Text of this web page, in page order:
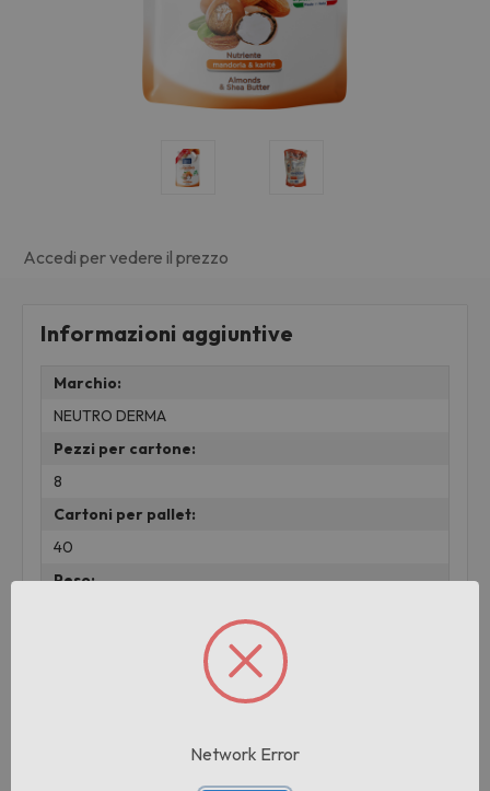
Accedi per vedere il prezzo
Informazioni aggiuntive
Marchio:
NEUTRO DERMA
Pezzi per cartone:
8
Cartoni per pallet:
40
Peso:
Prodotti correlati
Network Error